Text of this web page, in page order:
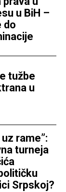
u BiH –
do
tužbe
u
rame”:
turneja
Srpskoj?